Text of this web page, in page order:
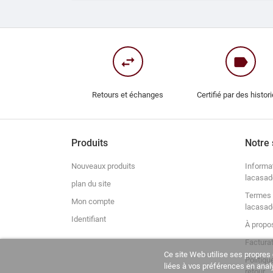
swap_horiz
Retours et échanges
label
Certifié par des
Produits
Nouveaux produits
plan du site
Mon compte
Identifiant
Notre
À
Ce site Web utilise ses
liées à vos préférences en